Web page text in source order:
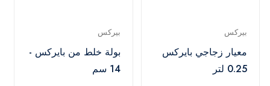
بيركس
معيار زجاجي بايركس
0.25 لتر
بيركس
بولة خلط من بايركس -
14 سم